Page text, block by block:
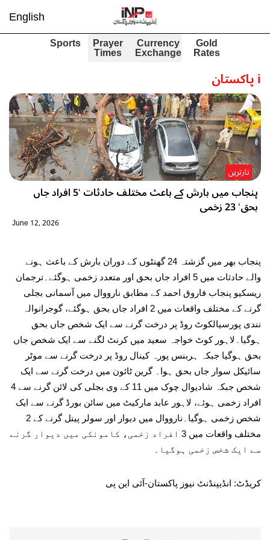
English
Gold
Rates
Currency
Exchange
Prayer
Times
Sports
iپاکستان
پنجاب میں بارش کے باعث مختلف حادثات ‘5 افراد جاں
بحق‘ 23 زخمی
تازترین
June 12, 2026
پنجاب بھر میں گزشتہ 24 گھنٹوں کے دوران بارش کے باعث ہونے
والے حادثات میں 5 افراد جاں بحق اور متعدد زخمی ہوگئے۔ترجمان
ریسکیو پنجاب فاروق احمد کے مطابق نارووال میں آسمانی بجلی
گرنے کے مختلف واقعات میں 2 افراد جاں بحق ہوگئے، گوجرانوالہ
نندی پورسیالکوٹ روڈ پر درخت گرنے سے ایک شخص جاں بحق
ہوگیا۔لاہور کوٹ خواجہ سعید میں کرنٹ لگنے سے ایک شخص جاں
بحق ہوگیا جبکہ ہربنس پورہ کینال روڈ پر درخت گرنے سے موٹر
سائیکل سوار جاں بحق ہوا۔ گرین ٹائون میں درخت گرنے سے ایک
شخص جبکہ شادیوال چوک میں 11 کے وی بجلی کی لائن گرنے سے 4
افراد زخمی ہوئے، لاہور عابد مارکیٹ میں سائن بورڈ گرنے سے ایک
شخص زخمی ہوگیا۔نارووال میں دیوار اور سولر پینل گرنے کے 2
مختلف واقعات میں 3 افراد زخمی، کامونکی میں دیوار گرنے
سے ایک شخص زخمی ہوگیا۔
کریڈٹ: انڈیپنڈنٹ نیوز پاکستان-آئی این پی